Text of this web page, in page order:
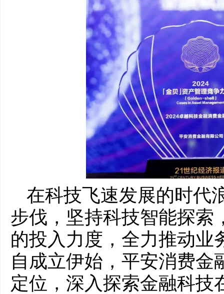
在科技飞速发展的时代
步伐，坚持科技智能探索
的投入力度，全力推动业
自成立伊始，平安消费金
定位，深入探索金融科技